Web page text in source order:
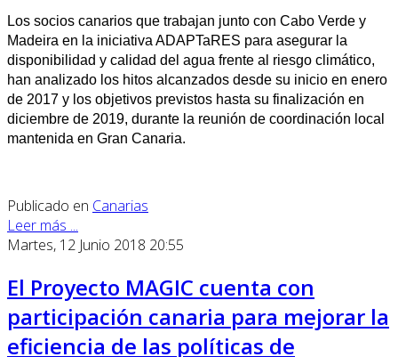
Los socios canarios que trabajan junto con Cabo Verde y
Madeira en la iniciativa ADAPTaRES para asegurar la
disponibilidad y calidad del agua frente al riesgo climático,
han analizado los hitos alcanzados desde su inicio en enero
de 2017 y los objetivos previstos hasta su finalización en
diciembre de 2019, durante la reunión de coordinación local
mantenida en Gran Canaria.
Publicado en Canarias
Leer más ...
Martes, 12 Junio 2018 20:55
El Proyecto MAGIC cuenta con
participación canaria para mejorar la
eficiencia de las políticas de